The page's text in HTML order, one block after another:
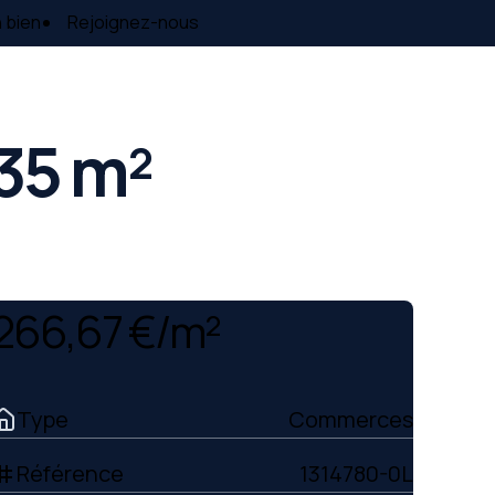
bien Rejoignez-nous
m²
€/m²
Type Commerces
Référence 1314780-0L